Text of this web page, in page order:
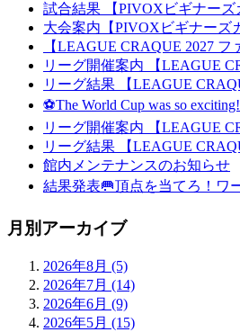
試合結果 【PIVOXビギナーズ
大会案内【PIVOXビギナーズ
【LEAGUE CRAQUE 2027
リーグ開催案内 【LEAGUE
リーグ結果 【LEAGUE
⚽The World Cup was so
リーグ開催案内 【LEAGUE
リーグ結果 【LEAGUE
館内メンテナンスのお知らせ
結果発表🥅頂点を当てろ！ワ
月別アーカイブ
2026年8月 (5)
2026年7月 (14)
2026年6月 (9)
2026年5月 (15)